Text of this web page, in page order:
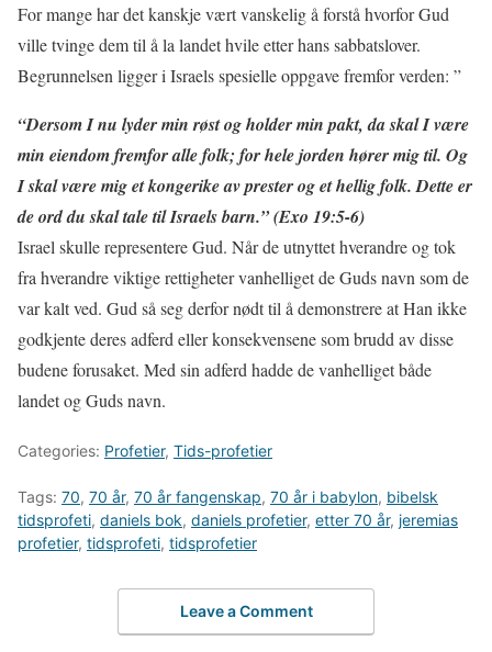
For mange har det kanskje vært vanskelig å forstå hvorfor Gud
ville tvinge dem til å la landet hvile etter hans sabbatslover.
Begrunnelsen ligger i Israels spesielle oppgave fremfor verden: ”
“Dersom I nu lyder min røst og holder min pakt, da skal I være
min eiendom fremfor alle folk; for hele jorden hører mig til. Og
I skal være mig et kongerike av prester og et hellig folk. Dette er
de ord du skal tale til Israels barn.” (Exo 19:5-6)
Israel skulle representere Gud. Når de utnyttet hverandre og tok
fra hverandre viktige rettigheter vanhelliget de Guds navn som de
var kalt ved. Gud så seg derfor nødt til å demonstrere at Han ikke
godkjente deres adferd eller konsekvensene som brudd av disse
budene forusaket. Med sin adferd hadde de vanhelliget både
landet og Guds navn.
Categories: Profetier, Tids-profetier
Tags: 70, 70 år, 70 år fangenskap, 70 år i babylon, bibelsk
tidsprofeti, daniels bok, daniels profetier, etter 70 år, jeremias
profetier, tidsprofeti, tidsprofetier
Leave a Comment